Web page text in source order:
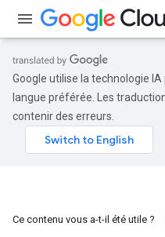
Google utilise la technologie
langue préférée. Les
contenir des erreurs.
Ce contenu vous a-t-il été utile ?